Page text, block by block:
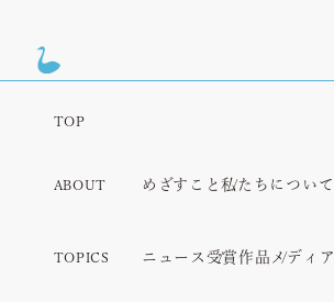
TOP
ABOUT めざすこと私たちについて
TOPICS ニュース受賞作品メディア